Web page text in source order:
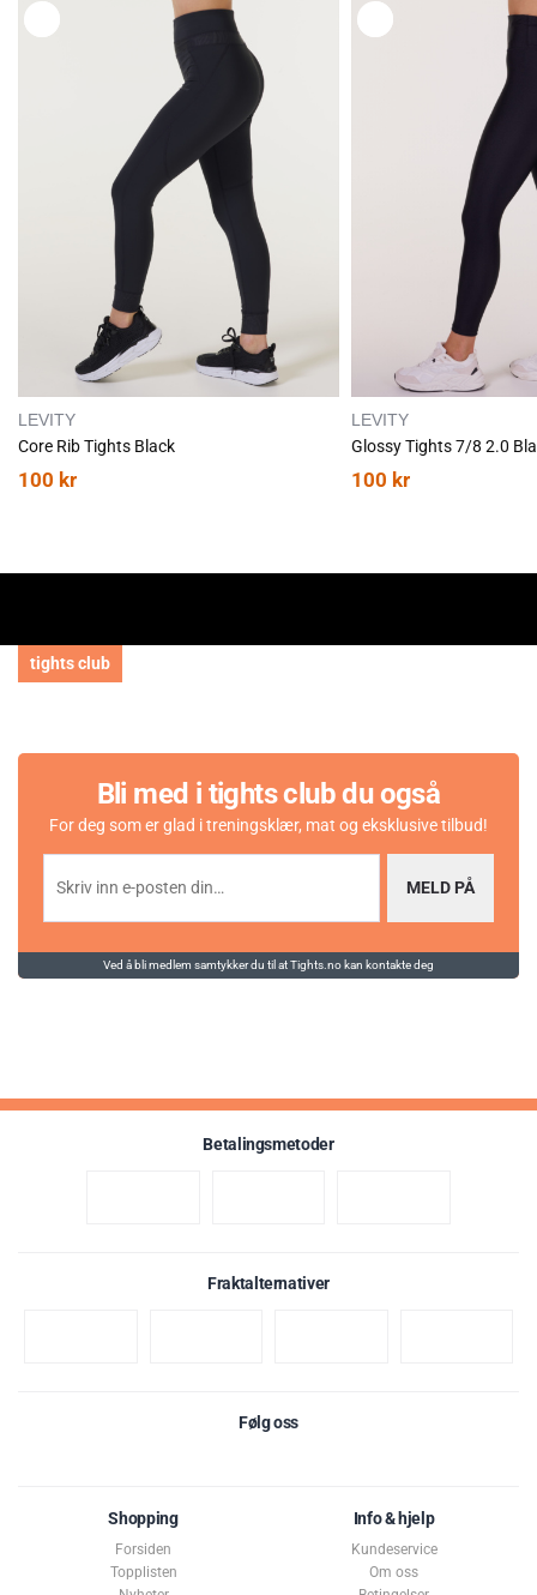
LEVITY
Core Rib Tights Black
100 kr
LEVITY
Glossy Tights 7/8 2.0
100 kr
tights club
Bli med i tights club du også
For deg som er glad i treningsklær, mat og eksklusive tilbud!
MELD PÅ
Ved å bli medlem samtykker du til at Tights.no kan kontakte deg
Betalingsmetoder
Fraktalternativer
Følg oss
Shopping
Forsiden
Topplisten
Info & hjelp
Kundeservice
Om oss